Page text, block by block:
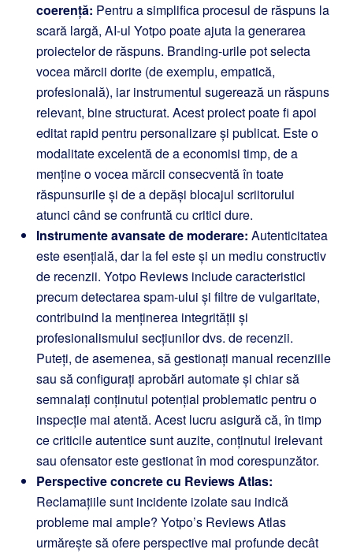
coerență: Pentru a simplifica procesul de răspuns la
scară largă, AI-ul Yotpo poate ajuta la generarea
proiectelor de răspuns. Branding-urile pot selecta
vocea mărcii dorite (de exemplu, empatică,
profesională), iar instrumentul sugerează un răspuns
relevant, bine structurat. Acest proiect poate fi apoi
editat rapid pentru personalizare și publicat. Este o
modalitate excelentă de a economisi timp, de a
menține o vocea mărcii consecventă în toate
răspunsurile și de a depăși blocajul scriitorului
atunci când se confruntă cu critici dure.
Instrumente avansate de moderare: Autenticitatea
este esențială, dar la fel este și un mediu constructiv
de recenzii. Yotpo Reviews include caracteristici
precumdetectarea spam-ului și filtre de vulgaritate,
contribuind la menținerea integrității și
profesionalismului secțiunilor dvs. de recenzii.
Puteți, de asemenea, să gestionați manual recenziile
sau să configurați aprobări automate și chiar să
semnalați conținutul potențial problematic pentru o
inspecție mai atentă. Acest lucru asigură că, în timp
ce criticile autentice sunt auzite, conținutul irelevant
sau ofensator este gestionat în mod corespunzător.
Perspective concrete cu Reviews Atlas:
Reclamațiile sunt incidente izolate sau indică
probleme mai ample? Yotpo’s Reviews Atlas
urmărește să ofere perspective mai profunde decât